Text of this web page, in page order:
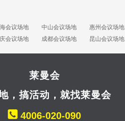
会议场地 中山会议场地 惠州会议场地
会议场地 成都会议场地 昆山会议场地
莱曼会
，搞活动，就找莱曼会
4006-020-090